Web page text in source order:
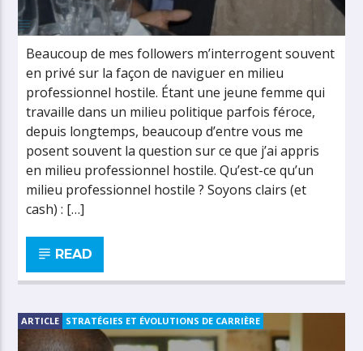
Beaucoup de mes followers m’interrogent souvent
en privé sur la façon de naviguer en milieu
professionnel hostile. Étant une jeune femme qui
travaille dans un milieu politique parfois féroce,
depuis longtemps, beaucoup d’entre vous me
posent souvent la question sur ce que j’ai appris
en milieu professionnel hostile. Qu’est-ce qu’un
milieu professionnel hostile ? Soyons clairs (et
cash) : […]
READ
ARTICLE STRATÉGIES ET ÉVOLUTIONS DE CARRIÈRE